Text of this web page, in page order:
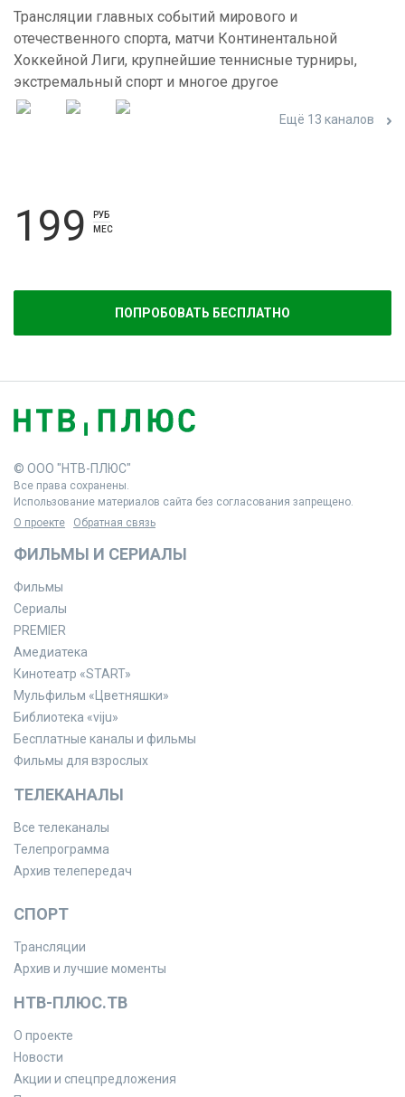
Трансляции главных событий мирового и
отечественного спорта, матчи Континентальной
Хоккейной Лиги, крупнейшие теннисные турниры,
экстремальный спорт и многое другое
Ещё 13 каналов
199
РУБ
МЕС
ПОПРОБОВАТЬ БЕСПЛАТНО
© ООО "НТВ-ПЛЮС"
Все права сохранены.
Использование материалов сайта без согласования запрещено.
О проекте
Обратная связь
ФИЛЬМЫ И СЕРИАЛЫ
Фильмы
Сериалы
PREMIER
Амедиатека
Кинотеатр «START»
Мульфильм «Цветняшки»
Библиотека «viju»
Бесплатные каналы и фильмы
Фильмы для взрослых
ТЕЛЕКАНАЛЫ
Все телеканалы
Телепрограмма
Архив телепередач
СПОРТ
Трансляции
Архив и лучшие моменты
НТВ-ПЛЮС.ТВ
О проекте
Новости
Акции и спецпредложения